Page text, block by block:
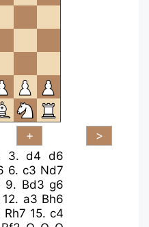
3.d4 d6
6.c3 Nd7
9. Bd3 g6
12. a3 Bh6
Rh7 15.c4